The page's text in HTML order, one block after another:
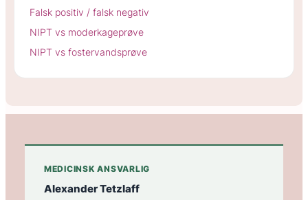
Falsk positiv / falsk negativ
NIPT vs moderkageprøve
NIPT vs fostervandsprøve
MEDICINSK ANSVARLIG
Alexander Tetzlaff